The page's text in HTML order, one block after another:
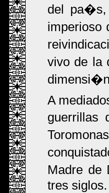
del pa�s,
imperioso
vivo de la
A
guerrillas
Madre de
tres siglos.